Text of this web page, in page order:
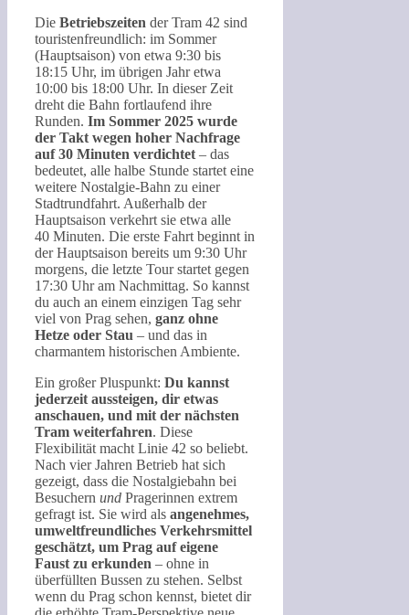
Die Betriebszeiten der Tram 42 sind
touristenfreundlich: im Sommer
(Hauptsaison) von etwa 9:30 bis
18:15 Uhr, im übrigen Jahr etwa
10:00 bis 18:00 Uhr. In dieser Zeit
dreht die Bahn fortlaufend ihre
Runden. Im Sommer 2025 wurde
der Takt wegen hoher Nachfrage
auf 30 Minuten verdichtet – das
bedeutet, alle halbe Stunde startet eine
weitere Nostalgie-Bahn zu einer
Stadtrundfahrt. Außerhalb der
Hauptsaison verkehrt sie etwa alle
40 Minuten. Die erste Fahrt beginnt in
der Hauptsaison bereits um 9:30 Uhr
morgens, die letzte Tour startet gegen
17:30 Uhr am Nachmittag. So kannst
du auch an einem einzigen Tag sehr
viel von Prag sehen, ganz ohne
Hetze oder Stau – und das in
charmantem historischen Ambiente.
Ein großer Pluspunkt: Du kannst
jederzeit aussteigen, dir etwas
anschauen, und mit der nächsten
Tram weiterfahren. Diese
Flexibilität macht Linie 42 so beliebt.
Nach vier Jahren Betrieb hat sich
gezeigt, dass die Nostalgiebahn bei
Besuchern und Pragerinnen extrem
gefragt ist. Sie wird als angenehmes,
umweltfreundliches Verkehrsmittel
geschätzt, um Prag auf eigene
Faust zu erkunden – ohne in
überfüllten Bussen zu stehen. Selbst
wenn du Prag schon kennst, bietet dir